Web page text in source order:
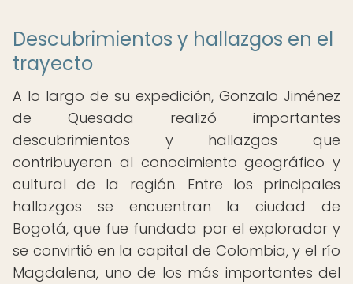
Descubrimientos y hallazgos en el
trayecto
A lo largo de su expedición, Gonzalo Jiménez
de Quesada realizó importantes
descubrimientos y hallazgos que
contribuyeron al conocimiento geográfico y
cultural de la región. Entre los principales
hallazgos se encuentran la ciudad de
Bogotá, que fue fundada por el explorador y
se convirtió en la capital de Colombia, y el río
Magdalena, uno de los más importantes del